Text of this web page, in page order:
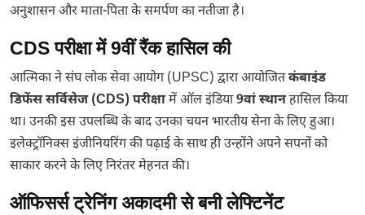
अनुशासन और माता-पिता के समर्पण का नतीजा है।
CDS परीक्षा में 9वीं रैंक हासिल की
आत्मिका ने संघ लोक सेवा आयोग (UPSC) द्वारा आयोजितकंबाइंड
डिफेंस सर्विसेज (CDS) परीक्षामें ऑल इंडिया9वां स्थानहासिल किया
था। उनकी इस उपलब्धि के बाद उनका चयन भारतीय सेना के लिए हुआ।
इलेक्ट्रॉनिक्स इंजीनियरिंग की पढ़ाई के साथ ही उन्होंने अपने सपनों को
साकार करने के लिए निरंतर मेहनत की।
ऑफिसर्स ट्रेनिंग अकादमी से बनी लेफ्टिनेंट